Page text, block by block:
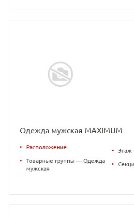
Одежда мужская MAXIMUM
• Расположение
•
Товарные группы — Одежда
мужская
• Этаж
•